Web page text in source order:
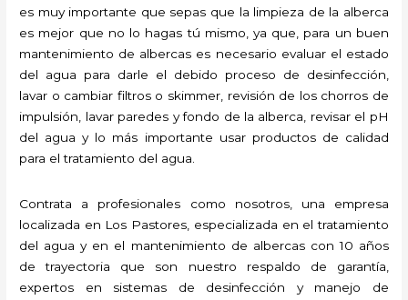
es muy importante que sepas que la limpieza de la alberca
es mejor que no lo hagas tú mismo, ya que, para un buen
mantenimiento de albercas es necesario evaluar el estado
del agua para darle el debido proceso de desinfección,
lavar o cambiar filtros o skimmer, revisión de los chorros de
impulsión, lavar paredes y fondo de la alberca, revisar el pH
del agua y lo más importante usar productos de calidad
para el tratamiento del agua.
Contrata a profesionales como nosotros, una empresa
localizada en Los Pastores, especializada en el tratamiento
del agua y en el mantenimiento de albercas con 10 años
de trayectoria que son nuestro respaldo de garantía,
expertos en sistemas de desinfección y manejo de